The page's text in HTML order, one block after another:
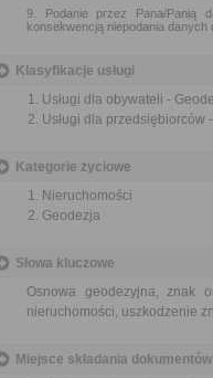
9. Podanie przez Pana/Panią
konsekwencją niepodania
Klasyfikacje usługi
Usługi dla obywateli -
Usługi dla przedsiębiorców
Kategorie życiowe
Nieruchomości
Geodezja
Słowa kluczowe
Osnowa geodezyjna, znak
nieruchomości, uszkodzenie
Miejsce składania dokumentów